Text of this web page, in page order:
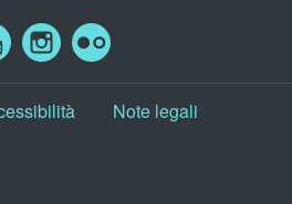
Note legali